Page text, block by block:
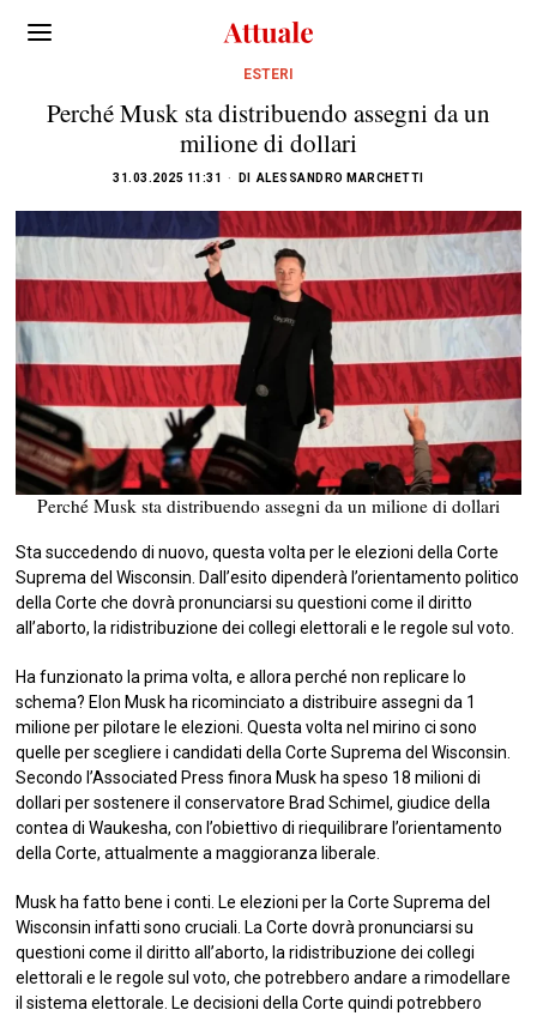
ESTERI
Perché Musk sta distribuendo assegni da un
milione di dollari
31.03.2025 11:31 DI ALESSANDRO MARCHETTI
Perché Musk sta distribuendo assegni da un milione di dollari
Sta succedendo di nuovo, questa volta per le elezioni della Corte
Suprema del Wisconsin. Dall’esito dipenderà l’orientamento politico
della Corte che dovrà pronunciarsi su questioni come il diritto
all’aborto, la ridistribuzione dei collegi elettorali e le regole sul voto.
Ha funzionato la prima volta, e allora perché non replicare lo
schema? Elon Musk ha ricominciato a distribuire assegni da 1
milione per pilotare le elezioni. Questa volta nel mirino ci sono
quelle per scegliere i candidati della Corte Suprema del Wisconsin.
Secondo l’Associated Press finora Musk ha speso 18 milioni di
dollari per sostenere il conservatore Brad Schimel, giudice della
contea di Waukesha, con l’obiettivo di riequilibrare l’orientamento
della Corte, attualmente a maggioranza liberale.
Musk ha fatto bene i conti. Le elezioni per la Corte Suprema del
Wisconsin infatti sono cruciali. La Corte dovrà pronunciarsi su
questioni come il diritto all’aborto, la ridistribuzione dei collegi
elettorali e le regole sul voto, che potrebbero andare a rimodellare
il sistema elettorale. Le decisioni della Corte quindi potrebbero